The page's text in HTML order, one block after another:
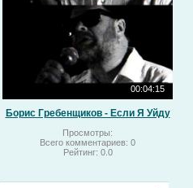
00:04:15
Борис Гребенщиков - Если Я Уйду
Просмотры:
Всего комментариев: 0
Рейтинг: 0.0